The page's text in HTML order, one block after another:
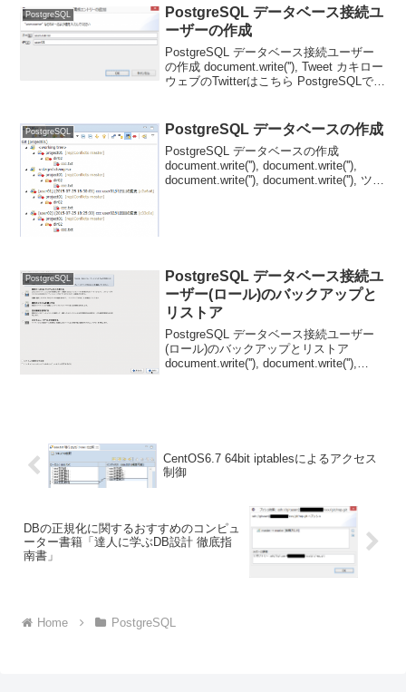
PostgreSQL
PostgreSQL データベース接続ユ
ーザーの作成
PostgreSQL データベース接続ユーザー
の作成 document.write(''), Tweet カキロー
ウェブのTwitterはこちら PostgreSQLでデ
PostgreSQL PostgreSQL データベースの作成
PostgreSQL データベースの作成
document.write(''), document.write(''),
document.write(''), document.write(''), ツイ
PostgreSQL
PostgreSQL データベース接続ユ
ーザー(ロール)のバックアップと
リストア
PostgreSQL データベース接続ユーザー
(ロール)のバックアップとリストア
document.write(''), document.write(''),
CentOS6.7 64bit iptablesによるアクセス
制御
DBの正規化に関するおすすめのコンピュ
ーター書籍「達人に学ぶDB設計 徹底指
南書」
Home PostgreSQL